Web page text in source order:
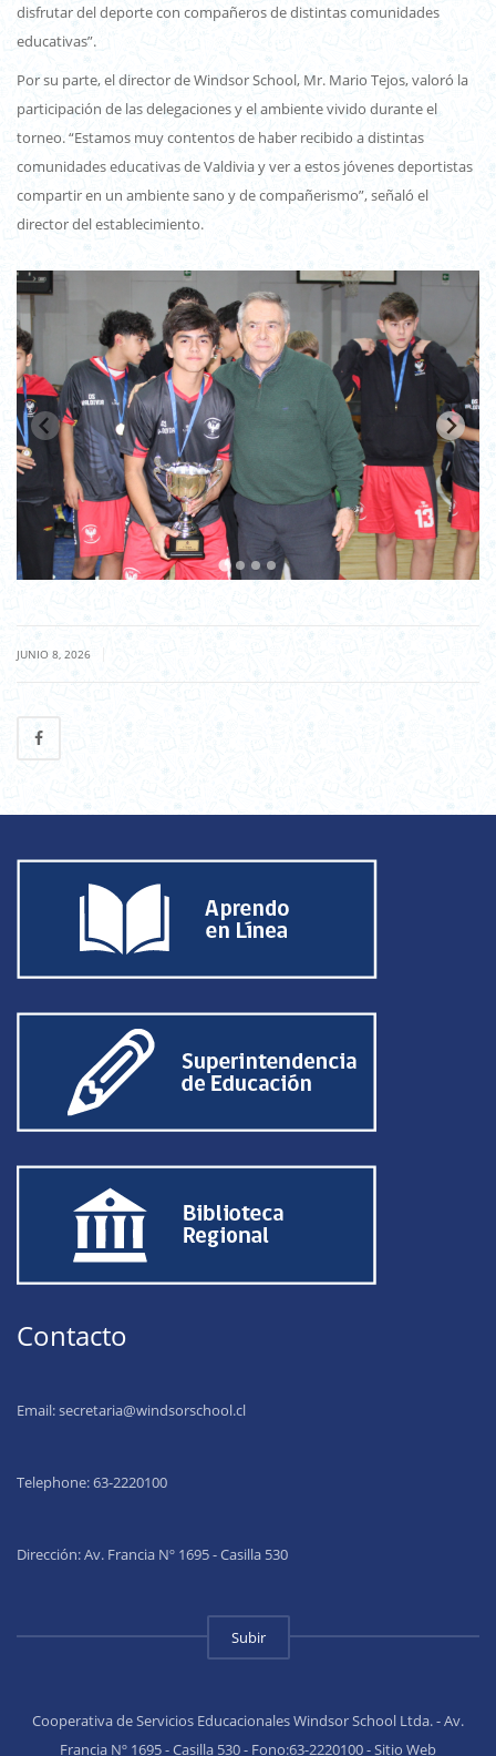
disfrutar del deporte con compañeros de distintas comunidades
educativas”.
Por su parte, el director de Windsor School, Mr. Mario Tejos, valoró la
participación de las delegaciones y el ambiente vivido durante el
torneo. “Estamos muy contentos de haber recibido a distintas
comunidades educativas de Valdivia y ver a estos jóvenes deportistas
compartir en un ambiente sano y de compañerismo”, señaló el
director del establecimiento.
JUNIO 8, 2026
Contacto
Email:secretaria@windsorschool.cl
Telephone: 63-2220100
Dirección: Av. Francia Nº 1695 - Casilla 530
Subir
Cooperativa de Servicios Educacionales Windsor School Ltda. - Av.
Francia Nº 1695 - Casilla 530 - Fono:63-2220100 - Sitio Web